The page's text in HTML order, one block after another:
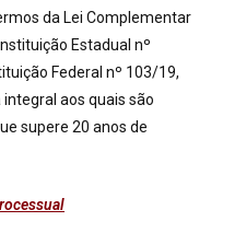
da Lei Complementar
Estadual nº
Federal nº 103/19,
aos quais são
supere 20 anos de